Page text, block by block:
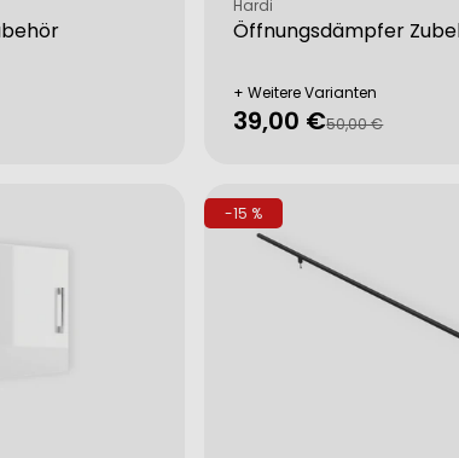
Öffnungsdämpfer
Verkäufer:
Hardi
+ Weitere Varianten
Verkaufspreis
39,00 €
Regulärer50,00 €
-15 %